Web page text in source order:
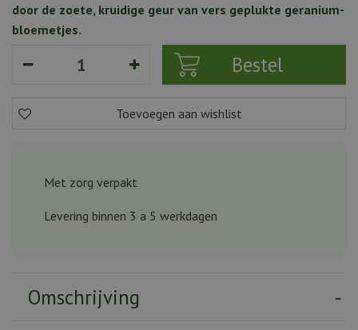
door de zoete, kruidige geur van vers geplukte geranium-
bloemetjes.
Met zorg verpakt
Levering binnen 3 a 5 werkdagen
Omschrijving